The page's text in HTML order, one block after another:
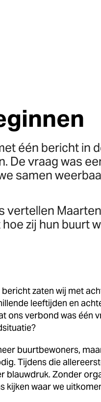
één bericht in
De vraag was
samen
vertellen
zij hun buurt
zaten wij met
leeftijden en
ons verbond was één
buurtbewoners,
Tijdens die
blauwdruk. Zonder
kijken waar we